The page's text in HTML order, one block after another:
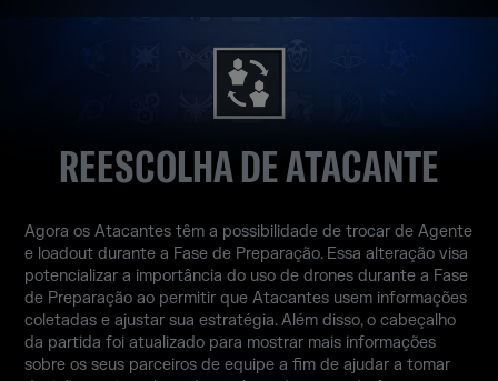
REESCOLHA DE ATACANTE
Agora os Atacantes têm a possibilidade de trocar de Agente
e loadout durante a Fase de Preparação. Essa alteração visa
potencializar a importância do uso de drones durante a Fase
de Preparação ao permitir que Atacantes usem informações
coletadas e ajustar sua estratégia. Além disso, o cabeçalho
da partida foi atualizado para mostrar mais informações
sobre os seus parceiros de equipe a fim de ajudar a tomar